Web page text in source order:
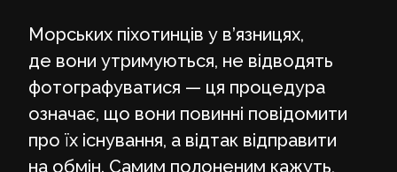
Морських піхотинців у в’язницях,
де вони утримуються, не відводять
фотографуватися — ця процедура
означає, що вони повинні повідомити
про їх існування, а відтак відправити
на обмін. Самим полоненим кажуть,